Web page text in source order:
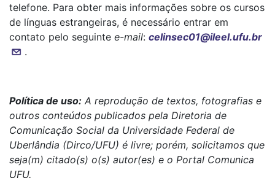
telefone. Para obter mais informações sobre os cursos
de línguas estrangeiras, é necessário entrar em
contato pelo seguinte e-mail: celinsec01@ileel.ufu.br
.
Política de uso: A reprodução de textos, fotografias e
outros conteúdos publicados pela Diretoria de
Comunicação Social da Universidade Federal de
Uberlândia (Dirco/UFU) é livre; porém, solicitamos que
seja(m) citado(s) o(s) autor(es) e o Portal Comunica
UFU.